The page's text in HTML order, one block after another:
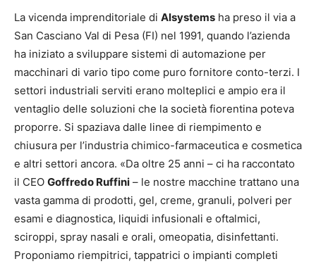
La vicenda imprenditoriale di Alsystems ha preso il via a
San Casciano Val di Pesa (FI) nel 1991, quando l’azienda
ha iniziato a sviluppare sistemi di automazione per
macchinari di vario tipo come puro fornitore conto-terzi. I
settori industriali serviti erano molteplici e ampio era il
ventaglio delle soluzioni che la società fiorentina poteva
proporre. Si spaziava dalle linee di riempimento e
chiusura per l’industria chimico-farmaceutica e cosmetica
e altri settori ancora. «Da oltre 25 anni – ci ha raccontato
il CEO Goffredo Ruffini – le nostre macchine trattano una
vasta gamma di prodotti, gel, creme, granuli, polveri per
esami e diagnostica, liquidi infusionali e oftalmici,
sciroppi, spray nasali e orali, omeopatia, disinfettanti.
Proponiamo riempitrici, tappatrici o impianti completi